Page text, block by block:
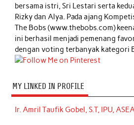
bersama istri, Sri Lestari serta
Rizky dan Alya. Pada ajang
The Bobs (www.thebobs.com)
ini berhasil menjadi pemenang
dengan voting terbanyak kategori
MY LINKED IN PROFILE
Ir. Amril Taufik Gobel, S.T, IPU,